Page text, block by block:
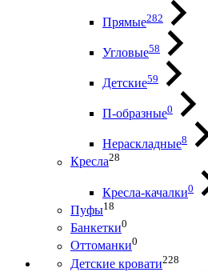
Прямые282
Угловые58
Детские59
П-образные0
Нераскладные8
Кресла28
Кресла-качалки0
Пуфы18
Банкетки0
Оттоманки0
Детские кровати228